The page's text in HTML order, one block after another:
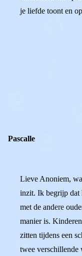
je liefde toont en
Pascalle
Lieve Anoniem,
inzit. Ik begrijp dat
met de andere
manier is.
zitten tijdens een
twee verschillende